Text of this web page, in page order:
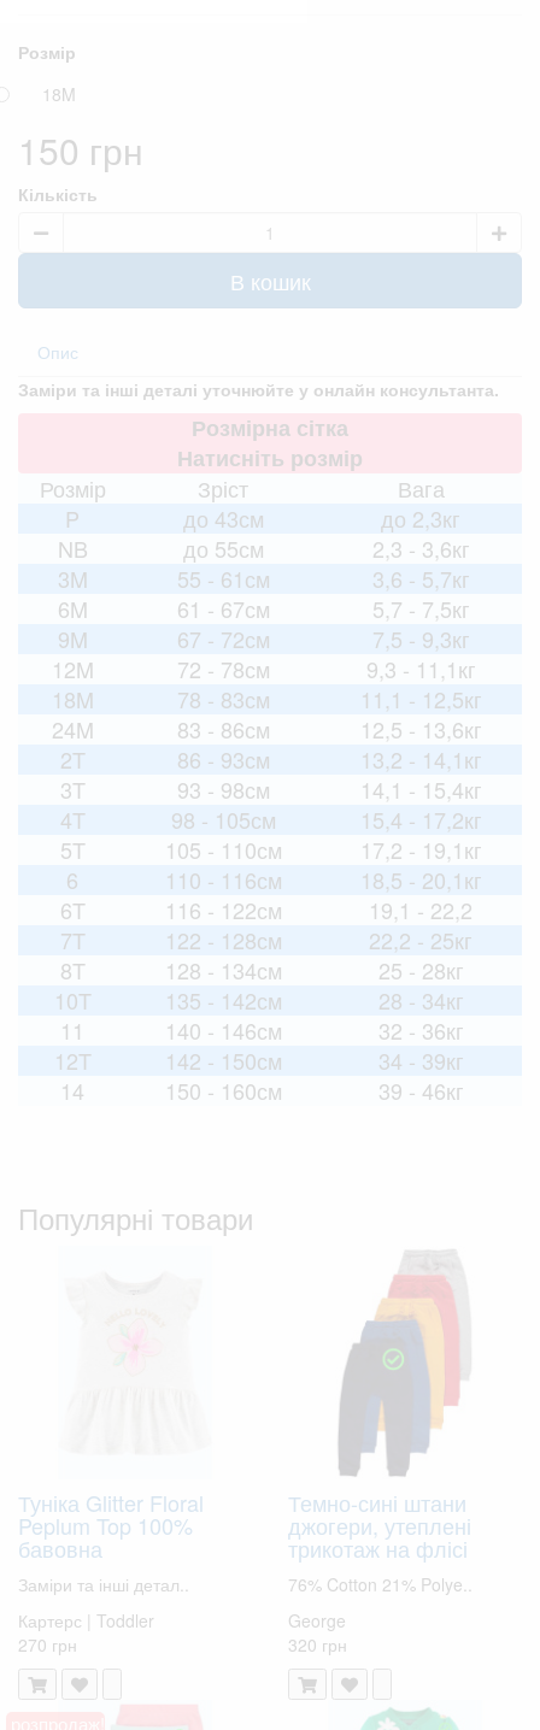
Розмір
18M
150 грн
Кількість
В кошик
Опис
Заміри та інші деталі уточнюйте у онлайн консультанта.
Розмірна сітка
Натисніть розмір
Розмір
Зріст
Вага
P
до 43см
до 2,3кг
NB
до 55см
2,3 - 3,6кг
3M
55 - 61см
3,6 - 5,7кг
6M
61 - 67см
5,7 - 7,5кг
9M
67 - 72см
7,5 - 9,3кг
12M
72 - 78см
9,3 - 11,1кг
18M
78 - 83см
11,1 - 12,5кг
24M
83 - 86см
12,5 - 13,6кг
2T
86 - 93см
13,2 - 14,1кг
3T
93 - 98см
14,1 - 15,4кг
4T
98 - 105см
15,4 - 17,2кг
5T
105 - 110см
17,2 - 19,1кг
6
110 - 116см
18,5 - 20,1кг
6T
116 - 122см
19,1 - 22,2
7T
122 - 128см
22,2 - 25кг
8T
128 - 134см
25 - 28кг
10T
135 - 142см
28 - 34кг
11
140 - 146см
32 - 36кг
12T
142 - 150см
34 - 39кг
14
150 - 160см 39 - 46кг
Популярні товари
Туніка Glitter Floral
Peplum Top 100%
бавовна
Заміри та інші детал..
Картерс | Toddler
270 грн
Темно-сині штани
джогери, утеплені
трикотаж на флісі
76% Cotton 21% Polye..
George
320 грн